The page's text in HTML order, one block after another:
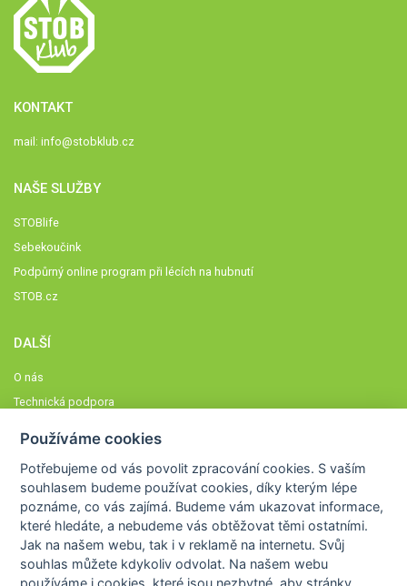
KONTAKT
mail: info@stobklub.cz
NAŠE SLUŽBY
STOBlife
Sebekoučink
Podpůrný online program při lécích na hubnutí
STOB.cz
DALŠÍ
O nás
Technická podpora
Členové STOBklubu
Zásady nakládání s osobními údaji
Otestujte se
Spočítejte si
Výzva 52
Používáme cookies
Potřebujeme od vás povolit zpracování cookies. S vaším
souhlasem budeme používat cookies, díky kterým lépe
poznáme,co vás zajímá. Budeme vám ukazovat informace,
které hledáte, a nebudeme vás obtěžovat těmi ostatními.
Jak na našem webu, tak i v reklamě na internetu. Svůj
souhlas můžete kdykoliv odvolat. Na našem webu
používáme i cookies, které jsou nezbytné , aby stránky